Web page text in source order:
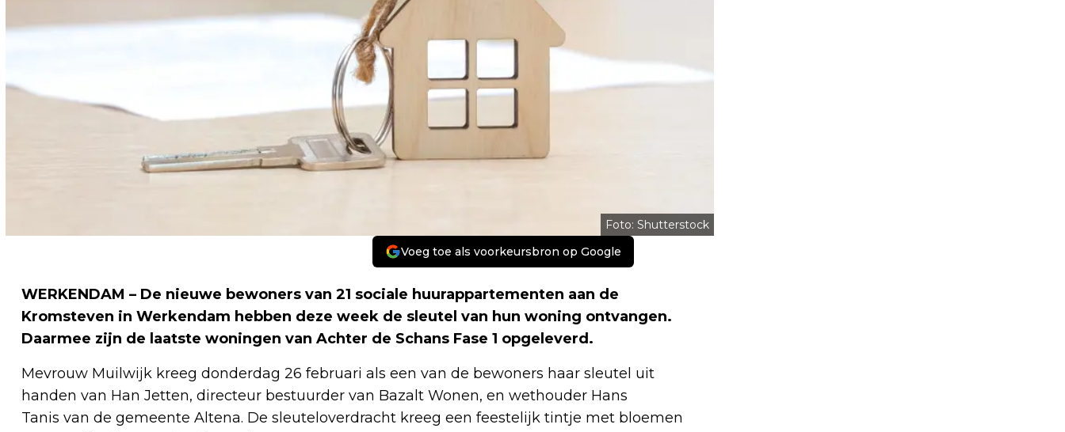
Foto: Shutterstock
Voeg toe als voorkeursbron op Google
WERKENDAM – De nieuwe bewoners van 21 sociale huurappartementen aan de
Kromsteven in Werkendam hebben deze week de sleutel van hun woning ontvangen.
Daarmee zijn de laatste woningen van Achter de Schans Fase 1 opgeleverd.
Mevrouw Muilwijk kreeg donderdag 26 februari als een van de bewoners haar sleutel uit
handen van Han Jetten, directeur bestuurder van Bazalt Wonen, en wethouder Hans
Tanis van de gemeente Altena. De sleuteloverdracht kreeg een feestelijk tintje met bloemen